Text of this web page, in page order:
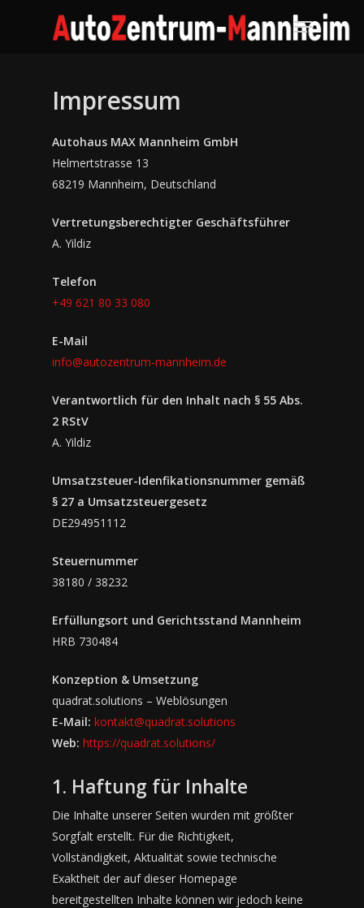
Menu
Impressum
Autohaus MAX Mannheim GmbH
Helmertstrasse 13
68219 Mannheim, Deutschland
Vertretungsberechtigter Geschäftsführer
A. Yildiz
Telefon
+49 621 80 33 080
E-Mail
info@autozentrum-mannheim.de
Verantwortlich für den Inhalt nach § 55 Abs.
2 RStV
A. Yildiz
Umsatzsteuer-Idenfikationsnummer gemäß
§ 27 a Umsatzsteuergesetz
DE294951112
Steuernummer
38180 / 38232
Erfüllungsort und Gerichtsstand Mannheim
HRB 730484
Konzeption & Umsetzung
quadrat.solutions – Weblösungen
E-Mail: kontakt@quadrat.solutions
Web: https://quadrat.solutions/
1. Haftung für Inhalte
Die Inhalte unserer Seiten wurden mit größter
Sorgfalt erstellt. Für die Richtigkeit,
Vollständigkeit, Aktualität sowie technische
Exaktheit der auf dieser Homepage
bereitgestellten Inhalte können wir jedoch keine